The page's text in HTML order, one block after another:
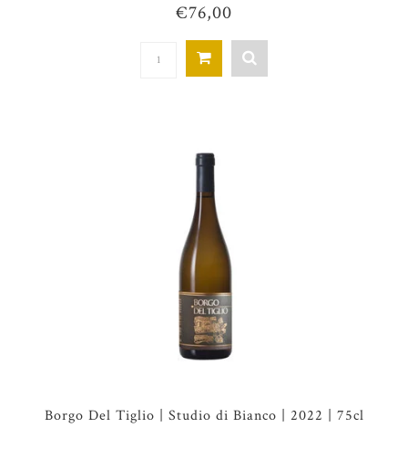
€76,00
Borgo Del Tiglio | Studio di Bianco | 2022 | 75cl